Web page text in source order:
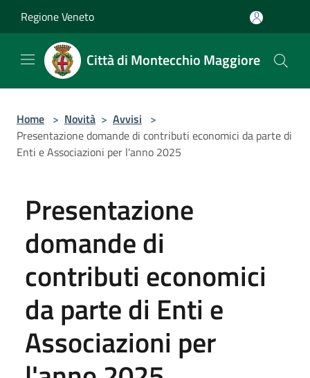
Regione Veneto
Città di Montecchio Maggiore
Home > Novità > Avvisi >
Presentazione domande di contributi economici da parte di
Enti e Associazioni per l'anno 2025
Presentazione
domande di
contributi economici
da parte di Enti e
Associazioni per